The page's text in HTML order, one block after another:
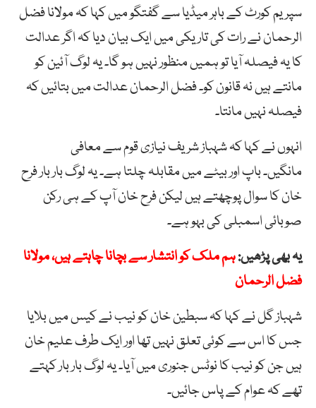
سپریم کورٹ کے باہر میڈیا سے گفتگو میں کہا کہ مولانا فضل
الرحمان نے رات کی تاریکی میں ایک بیان دیا کہ اگر عدالت
کا یہ فیصلہ آیا تو ہمیں منظور نہیں ہو گا۔ یہ لوگ آئین کو
مانتے ہیں نہ قانون کو۔ فضل الرحمان عدالت میں بتائیں کہ
فیصلہ نہیں مانتا۔
انہوں نے کہا کہ شہباز شریف نیازی قوم سے معافی
مانگیں۔ باپ اور بیٹے میں مقابلہ چلتا ہے۔ یہ لوگ بار بار فرح
خان کا سوال پوچھتے ہیں لیکن فرح خان آپ کے ہی رکن
صوبائی اسمبلی کی بہو ہے۔
یہ بھی پڑھیں:ہم ملک کو انتشار سے بچانا چاہتے ہیں، مولانا
فضل الرحمان
شہباز گل نے کہا کہ سبطین خان کو نیب نے کیس میں بلایا
جس کا اس سے کوئی تعلق نہیں تھا اور ایک طرف علیم خان
ہیں جن کو نیب کا نوٹس جنوری میں آیا۔ یہ لوگ بار بار کہتے
تھے کہ عوام کے پاس جائیں۔